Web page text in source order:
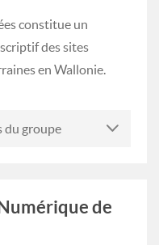
constitue un
des sites
en Wallonie.
du groupe
de